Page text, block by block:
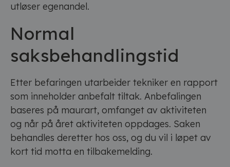
utløser egenandel.
Normal
saksbehandlingstid
Etter befaringen utarbeider tekniker en rapport
som inneholder anbefalt tiltak. Anbefalingen
baseres på maurart, omfanget av aktiviteten
og når på året aktiviteten oppdages. Saken
behandles deretter hos oss, og du vil i løpet av
kort tid motta en tilbakemelding.